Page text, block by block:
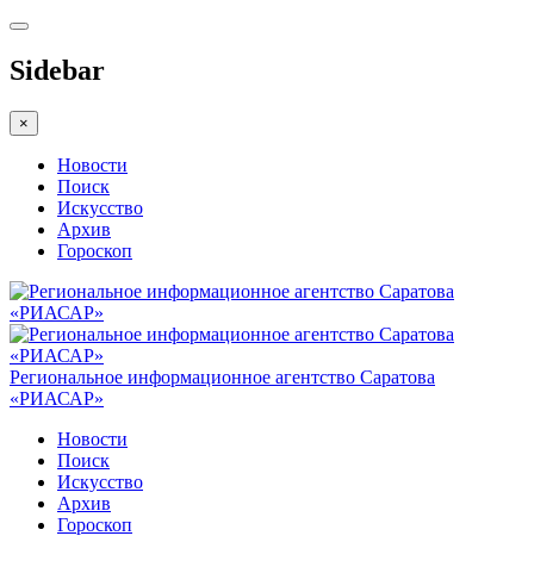
Sidebar
×
Новости
Поиск
Искусство
Архив
Гороскоп
Региональное информационное агентство Саратова
«РИАСАР»
Новости
Поиск
Искусство
Архив
Гороскоп